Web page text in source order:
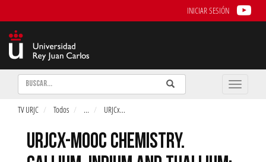
INICIAR SESIÓN
Buscar Enviar
Buscar
Toggle
TV URJC Todos ... URJCx...
URJCX-MOOC CHEMISTRY.